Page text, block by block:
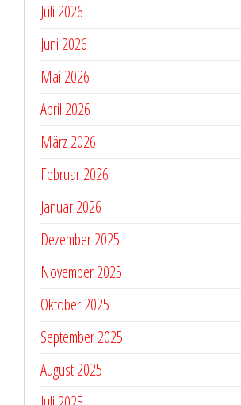
Juli 2026
Juni 2026
Mai 2026
April 2026
März 2026
Februar 2026
Januar 2026
Dezember 2025
November 2025
Oktober 2025
September 2025
August 2025